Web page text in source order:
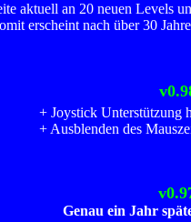
aktuell an 20 neuen Levels
erscheint nach über 30
+ Joystick Unterstützung
+ Ausblenden des
Genau ein Jahr